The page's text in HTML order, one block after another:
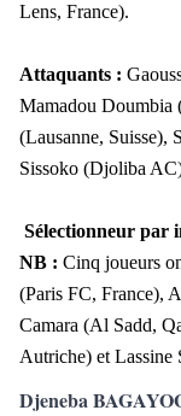
Lens, France).
Attaquants :
Mamadou Doumbia
(Lausanne, Suisse),
Sissoko (Djoliba
Sélectionneur par
NB : Cinq joueurs
(Paris FC, France),
Camara (Al Sadd,
Autriche) et Lassine
Djeneba